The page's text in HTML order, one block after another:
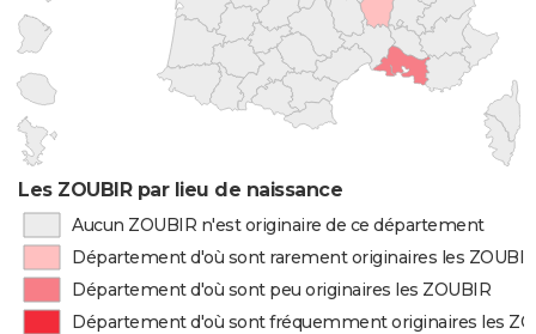
Les ZOUBIR par lieu de naissance
Aucun ZOUBIR n'est originaire de ce département
Département d'où sont rarement originaires les ZOUBIR
Département d'où sont peu originaires les ZOUBIR
Département d'où sont fréquemment originaires les